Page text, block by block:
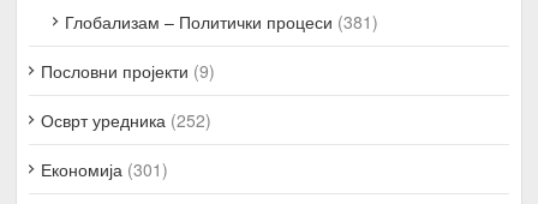
Глобализам – Политички процеси (381)
Пословни пројекти (9)
Осврт уредника (252)
Економија (301)